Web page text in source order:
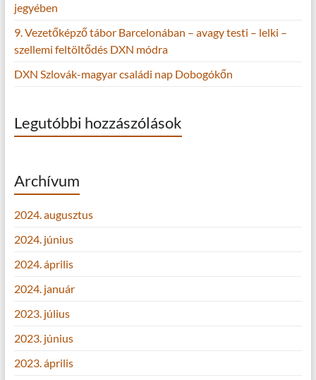
jegyében
9. Vezetőképző tábor Barcelonában – avagy testi – lelki –
szellemi feltöltődés DXN módra
DXN Szlovák-magyar családi nap Dobogókőn
Legutóbbi hozzászólások
Archívum
2024. augusztus
2024. június
2024. április
2024. január
2023. július
2023. június
2023. április